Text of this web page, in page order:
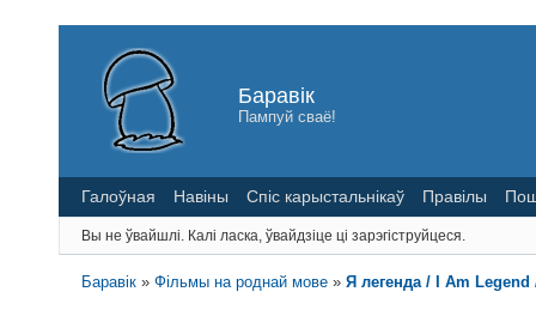
Баравік
Пампуй сваё!
Галоўная Навіны Спіс карыстальнікаў Правілы
Вы не ўвайшлі. Калі ласка, ўвайдзіце ці зарэгіструйцеся.
Баравік »Фільмы на роднай мове »Я легенда / I Am Legend